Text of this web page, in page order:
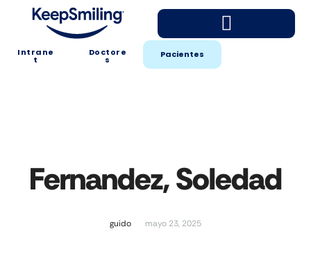
Intrane
t
Doctore
s Pacientes
Fernandez, Soledad
guido mayo 23, 2025